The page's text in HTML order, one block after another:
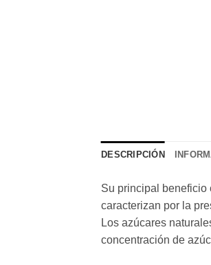
DESCRIPCIÓN
Su principal beneficio
caracterizan por la
Los azúcares
concentración de